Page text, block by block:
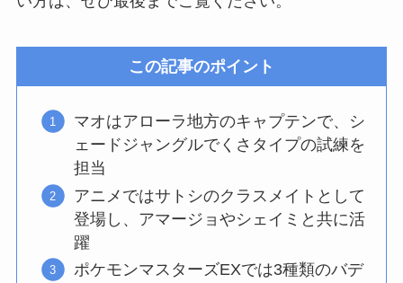
この記事のポイント
マオはアローラ地方のキャプテンで、シ
ェードジャングルでくさタイプの試練を
担当
アニメではサトシのクラスメイトとして
登場し、アマージョやシェイミと共に活
躍
ポケモンマスターズEXでは3種類のバデ